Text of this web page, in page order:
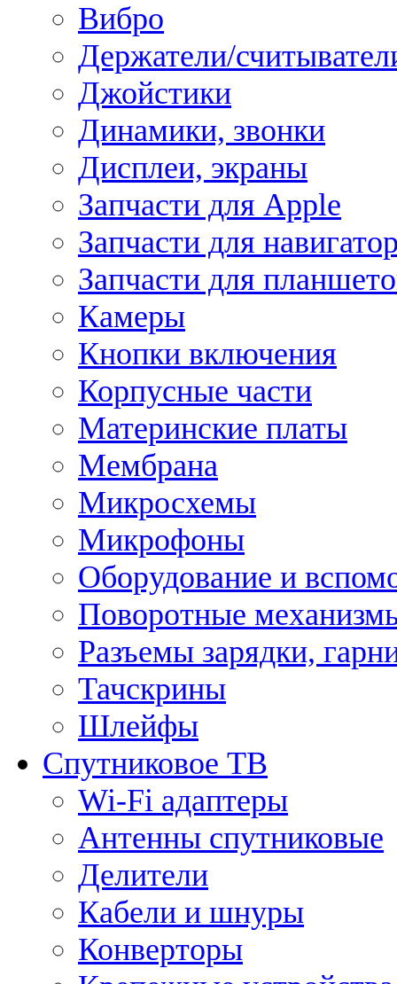
Вибро
Держатели/
Джойстики
Динамики, звонки
Дисплеи, экраны
Запчасти для Apple
Запчасти для
Запчасти для
Камеры
Кнопки включения
Корпусные части
Материнские платы
Мембрана
Микросхемы
Микрофоны
Оборудование и
Поворотные
Разъемы зарядки,
Тачскрины
Шлейфы
Спутниковое ТВ
Wi-Fi адаптеры
Антенны спутниковые
Делители
Кабели и шнуры
Конверторы